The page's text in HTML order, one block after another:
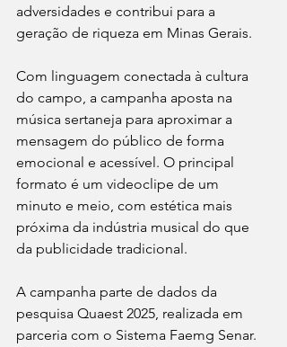
adversidades e contribui para a
geração de riqueza em Minas Gerais.
Com linguagem conectada à cultura
do campo, a campanha aposta na
música sertaneja para aproximar a
mensagem do público de forma
emocional e acessível. O principal
formato é um videoclipe de um
minuto e meio, com estética mais
próxima da indústria musical do que
da publicidade tradicional.
A campanha parte de dados da
pesquisa Quaest 2025, realizada em
parceria com o Sistema Faemg Senar.